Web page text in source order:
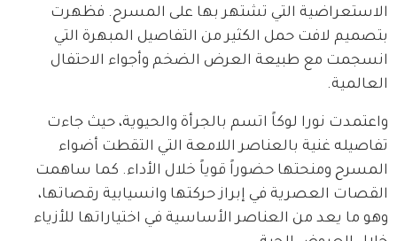
الاستعراضية التي تشتهر بها على المسرح. فظهرت
بتصميم لافت حمل الكثير من التفاصيل المبهرة التي
انسجمت مع طبيعة العرض الضخم وأجواء الاحتفال
العالمية.
واعتمدت نورا لوكاً اتسم بالجرأة والحيوية، حيث جاءت
تفاصيله غنية بالعناصر اللامعة التي التقطت أضواء
المسرح ومنحتها حضوراً قوياً خلال الأداء. كما ساهمت
القصات العصرية في إبراز حركتها وانسيابية رقصاتها،
وهو ما يعد من العناصر الأساسية في اختياراتها للأزياء